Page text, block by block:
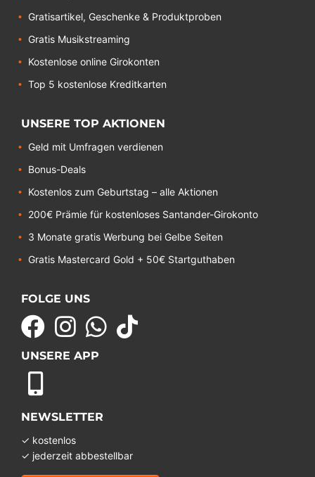
Gratisartikel, Geschenke & Produktproben
Gratis Musikstreaming
Kostenlose online Girokonten
Top 5 kostenlose Kreditkarten
UNSERE TOP AKTIONEN
Geld mit Umfragen verdienen
Bonus-Deals
Kostenlos zum Geburtstag – alle Aktionen
200€ Prämie für kostenloses Santander-Girokonto
3 Monate gratis Werbung bei Gelbe Seiten
Gratis Mastercard Gold + 50€ Startguthaben
FOLGE UNS
UNSERE APP
NEWSLETTER
✓ kostenlos
✓ jederzeit abbestellbar